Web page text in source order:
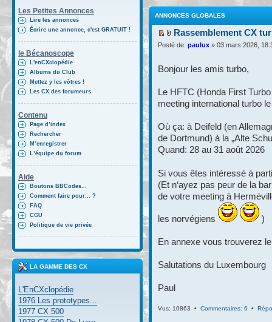
Les Petites Annonces
Lire les annonces
Écrire une annonce, c'est GRATUIT !
le Bécanoscope
L'enCXclopédie
Albums du Club
Mettez y les vôtres !
Les CX des forumeurs
Contenu
Page d’index
Rechercher
M’enregistrer
L’équipe du forum
Aide
Boutons BBCodes...
Comment faire pour... ?
FAQ
CGU
Politique de vie privée
LA GAMME DES CX
L'EnCXclopédie
1976 Les prototypes...
1977 CX 500
ANNONCES GLOBALES
Rassemblement CX
Posté de: paulux » 03 mars 2026,
Bonjour les amis turbo,
Le HFTC (Honda First
meeting international turbo
Où ça: à Deifeld (en
de Dortmund) à la „Alte
Quand: 28 au 31 août 2026
Si vous êtes intéressé à
(Et n‘ayez pas peur de la
de votre meeting à
les norvégiens )
En annexe vous trouverez
Salutations du Luxembourg
Paul
Vus: 10863 • Commentaires: 6 •